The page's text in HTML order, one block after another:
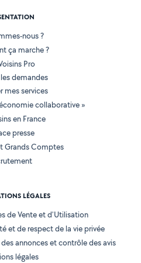
nous ?
ça marche ?
Pro
demandes
mes services
collaborative »
en France
presse
Grands Comptes
LÉGALES
de Vente et d'Utilisation
et de respect de la vie privée
annonces et contrôle des avis
légales